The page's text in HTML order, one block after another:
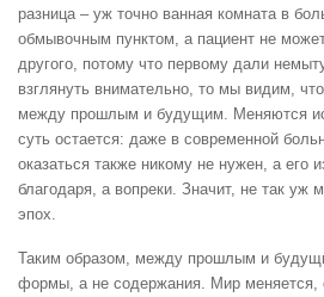
разница – уж точно ванная комната в
обмывочным пунктом, а пациент не
другого, потому что первому дали
взглянуть внимательно, то мы видим,
между прошлым и будущим. Меняются
суть остается: даже в современной
оказаться также никому не нужен, а его
благодаря, а вопреки. Значит, не так уж
эпох.
Таким образом, между прошлым и
формы, а не содержания. Мир меняется,